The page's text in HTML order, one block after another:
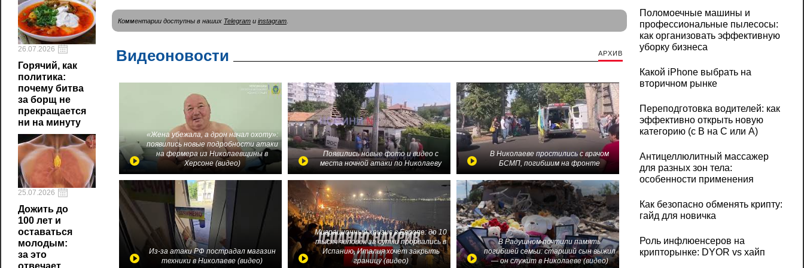
26.07.2026
Горячий, как
политика:
почему битва
за борщ не
прекращается
ни на минуту
25.07.2026
Дожить до
100 лет и
оставаться
молодым:
за это
отвечает
Комментарии доступны в наших Telegram и instagram
Видеоновости АРХИВ
«Жена убежала, а дрон начал охоту»:
появились новые подробности атаки
на фермера из Николаевщины в
Херсоне (видео)
Появились новые фото и видео с
места ночной атаки по Николаеву
В Николаеве простились с врачом
БСМП, погибшим на фронте
Из-за атаки РФ пострадал магазин
техники в Николаеве (видео)
Миграционный кризис в Европе: до 10
тысяч человек за сутки прорвались в
Испанию, Италия хочет закрыть
границу (видео)
В Радушном почтили память
погибшей семьи: старший сын выжил
— он служит в Николаеве (видео)
Поломоечные машины и
профессиональные пылесосы:
как организовать эффективную
уборку бизнеса
Какой iPhone выбрать на
вторичном рынке
Переподготовка водителей: как
эффективно открыть новую
категорию (с B на C или А)
Антицеллюлитный массажер
для разных зон тела:
особенности применения
Как безопасно обменять крипту:
гайд для новичка
Роль инфлюенсеров на
крипторынке: DYOR vs хайп